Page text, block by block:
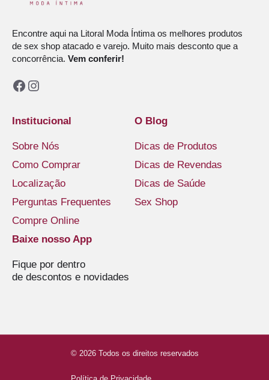
Encontre aqui na Litoral Moda Íntima os melhores produtos
de sex shop atacado e varejo. Muito mais desconto que a
concorrência. Vem conferir!
Facebook
Instagram
Institucional
Sobre Nós
Como Comprar
Localização
Perguntas Frequentes
Compre Online
O Blog
Dicas de Produtos
Dicas de Revendas
Dicas de Saúde
Sex Shop
Baixe nosso App
Fique por dentro
de descontos e novidades
© 2026 Todos os direitos reservados